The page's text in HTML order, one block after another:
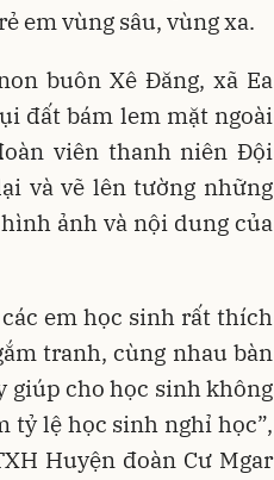
em vùng sâu, vùng xa.
buôn Xê Đăng, xã Ea
đất bám lem mặt ngoài
viên thanh niên Đội
và vẽ lên tường những
ảnh và nội dung của
em học sinh rất thích
tranh, cùng nhau bàn
giúp cho học sinh không
tỷ lệ học sinh nghỉ học”,
Huyện đoàn Cư Mgar